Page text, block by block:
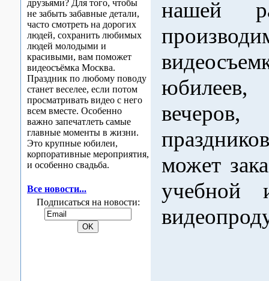
друзьями? Для того, чтобы
не забыть забавные детали,
часто смотреть на дорогих
людей, сохранить любимых
людей молодыми и
красивыми, вам поможет
видеосъёмка Москва.
Праздник по любому поводу
станет веселее, если потом
просматривать видео с него
всем вместе. Особенно
важно запечатлеть самые
главные моменты в жизни.
Это крупные юбилеи,
корпоративные мероприятия,
и особенно свадьба.
Все новости...
Подписаться на новости:
нашей
может
учебной